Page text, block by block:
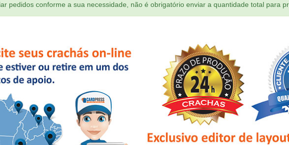
pedidos conforme a sua necessidade, não é obrigatório enviar a quantidade total para